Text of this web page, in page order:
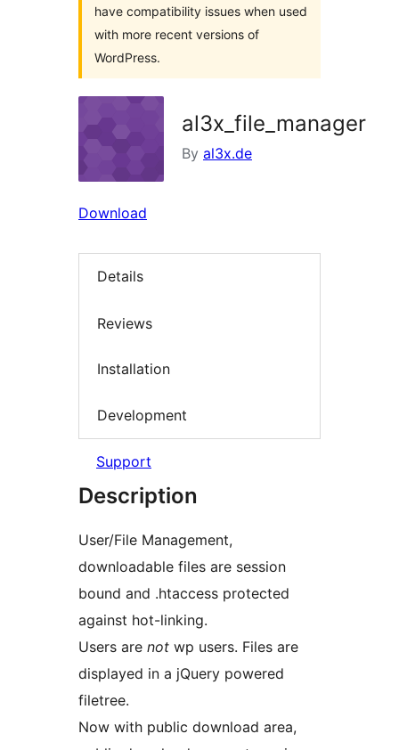
have compatibility issues when used
with more recent versions of
WordPress.
al3x_file_manager
By al3x.de
Download
Details
Reviews
Installation
Development
Support
Description
User/File Management,
downloadable files are session
bound and .htaccess protected
against hot-linking.
Users are not wp users. Files are
displayed in a jQuery powered
filetree.
Now with public download area,